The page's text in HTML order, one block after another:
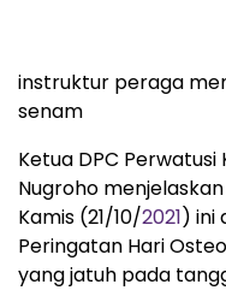
instruktur peraga
senam
Ketua DPC
Nugroho
Kamis (21/10/2021) ini
Peringatan Hari
yang jatuh pada